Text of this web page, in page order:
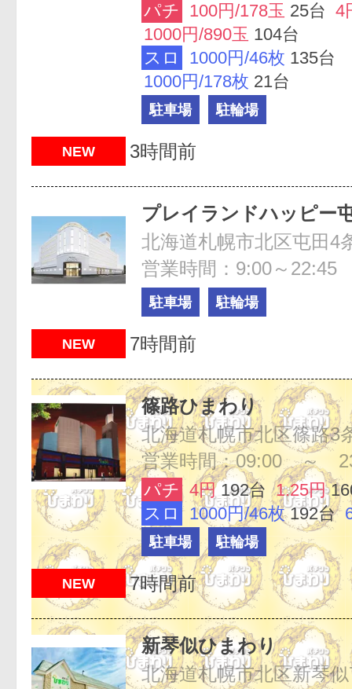
パチ 100円/178玉 25台 4
1000円/890玉 104台
スロ
1000円/46枚 135台
1000円/178枚 21台
駐車場 駐輪場
NEW 3時間前
プレイランドハッピー
北海道札幌市北区屯田4
営業時間：9:00～22:45
駐車場 駐輪場
NEW 7時間前
篠路ひまわり
営業時間：09:00 ～
パチ 4円 192台 1.25円
スロ
1000円/46枚 192台
駐車場 駐輪場
NEW 7時間前
新琴似ひまわり